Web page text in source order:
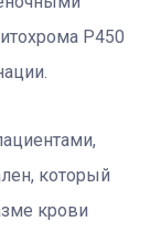
P450
который
крови